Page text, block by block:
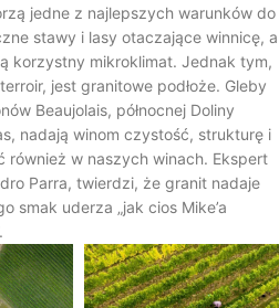
jedne z najlepszych warunków do
stawy i lasy otaczające winnicę, a
korzystny mikroklimat. Jednak tym,
jest granitowe podłoże. Gleby
Beaujolais, północnej Doliny
nadają winom czystość, strukturę i
również w naszych winach. Ekspert
Parra, twierdzi, że granit nadaje
smak uderza „jak cios Mike’a